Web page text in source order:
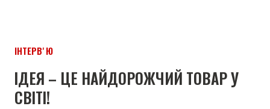
ІНТЕРВʼЮ
ІДЕЯ – ЦЕ НАЙДОРОЖЧИЙ ТОВАР У
СВІТІ!